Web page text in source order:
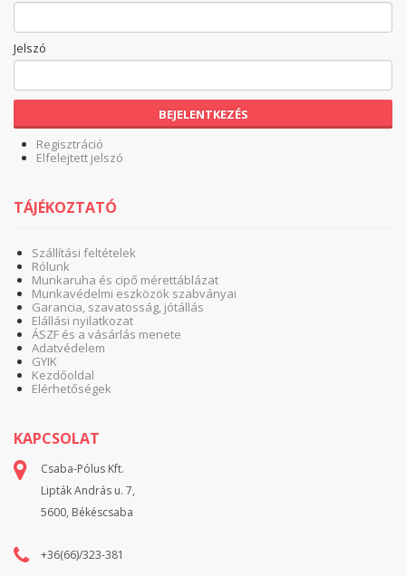
Jelszó
BEJELENTKEZÉS
Regisztráció
Elfelejtett jelszó
TÁJÉKOZTATÓ
Szállítási feltételek
Rólunk
Munkaruha és cipő mérettáblázat
Munkavédelmi eszközök szabványai
Garancia, szavatosság, jótállás
Elállási nyilatkozat
ÁSZF és a vásárlás menete
Adatvédelem
GYIK
Kezdőoldal
Elérhetőségek
KAPCSOLAT
Csaba-Pólus Kft.
Lipták András u. 7,
5600, Békéscsaba
+36(66)/323-381